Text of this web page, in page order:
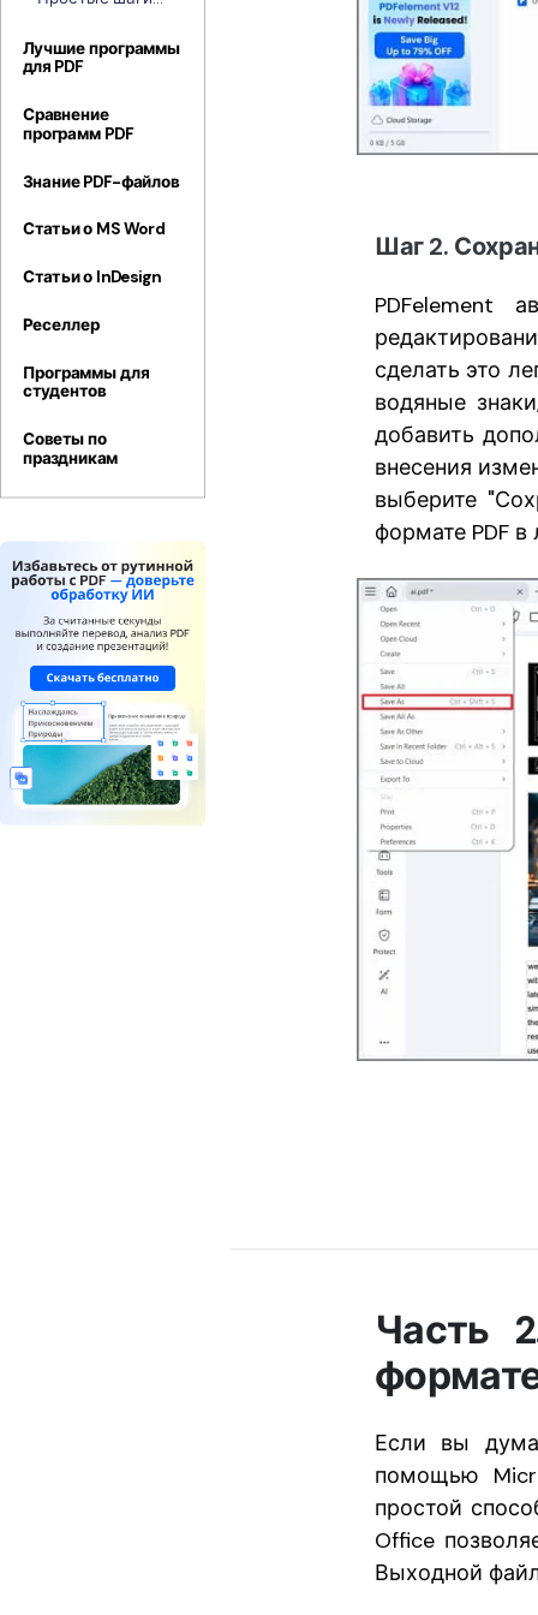
нескольких
гиперссылки в
PDF-файл в
Лучшие программы
для PDF
Сравнение
программ PDF
Знание PDF-файлов
Статьи о MS Word
Статьи о InDesign
Реселлер
Программы для
студентов
Советы по
праздникам
Шаг 2.
PDFelement
сделать это
водяные
добавить
внесения
выберите
формате PDF в
Часть
Если вы
помощью
простой
Office
Выходной